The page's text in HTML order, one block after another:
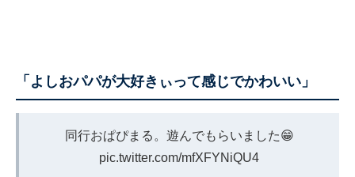
「よしおパパが大好きぃって感じでかわいい」
同行おぱぴまる。遊んでもらいました😁
pic.twitter.com/mfXFYNiQU4